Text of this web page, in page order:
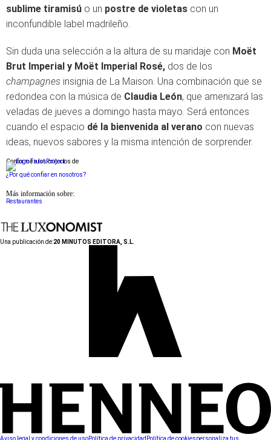
sublime tiramisú o un postre de violetas con un
inconfundible label madrileño.
Sin duda una selección a la altura de su maridaje con Moët
Brut Imperial y Moët Imperial Rosé, dos de los
champagnes insignia de La Maison. Una combinación que se
redondea con la música de Claudia León, que amenizará las
veladas de jueves a domingo hasta mayo. Será entonces
cuando el espacio dé la bienvenida al verano con nuevas
ideas, nuevos sabores y la misma intención de sorprender.
Conforme a los criterios de
¿Por qué confiar en nosotros?
Más información sobre:
Restaurantes
Una publicación de:20 MINUTOS EDITORA, S.L.
Aviso legal y condiciones de usoPolítica de privacidad Política de cookiespersonaliza tus